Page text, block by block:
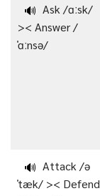
🔊 Ask /ɑːsk/
>< Answer /
ˈɑːnsə/
🔊 Attack /ə
ˈtæk/ >< Defend